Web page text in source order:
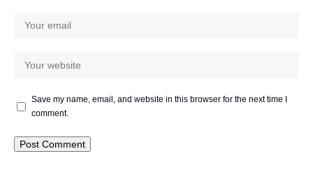
Save my name, email, and website in this browser for the next time I
comment.